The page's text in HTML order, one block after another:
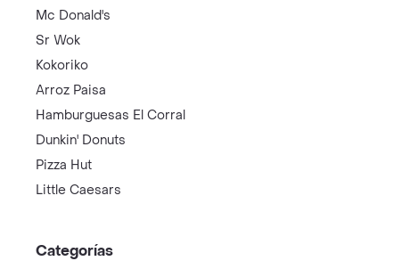
Mc Donald's
Sr Wok
Kokoriko
Arroz Paisa
Hamburguesas El Corral
Dunkin' Donuts
Pizza Hut
Little Caesars
Categorías